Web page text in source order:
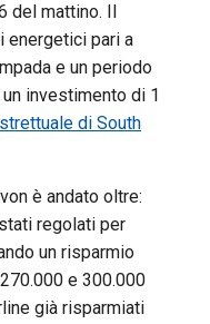
mattino. Il
energetici pari a
e un periodo
investimento di 1
di South
è andato oltre:
regolati per
un risparmio
e 300.000
già risparmiati